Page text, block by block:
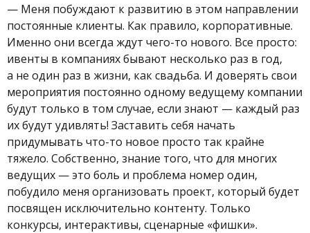
— Меня побуждают к развитию в этом направлении
постоянные клиенты. Как правило, корпоративные.
Именно они всегда ждут чего-то нового. Все просто:
ивенты в компаниях бывают несколько раз в год,
а не один раз в жизни, как свадьба. И доверять свои
мероприятия постоянно одному ведущему компании
будут только в том случае, если знают — каждый раз
их будут удивлять! Заставить себя начать
придумывать что-то новое просто так крайне
тяжело. Собственно, знание того, что для многих
ведущих — это боль и проблема номер один,
побудило меня организовать проект, который будет
посвящен исключительно контенту. Только
конкурсы, интерактивы, сценарные «фишки».